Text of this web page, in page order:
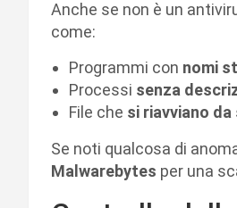
Anche se non è un
come:
Programmi con nomi
Processi senza
File che si riavviano da
Se noti qualcosa di
Malwarebytes per una